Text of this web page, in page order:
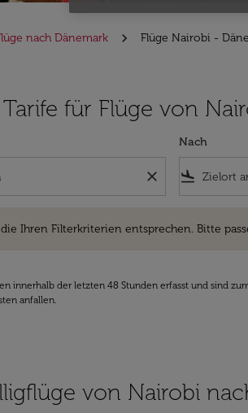
nach Dänemark Flüge Nairobi -
für Flüge von
close
Nach
flight_land
Ihren Filterkriterien entsprechen. Bitte
innerhalb der letzten 48 Stunden erfasst und sind
anfallen.
von Nairobi